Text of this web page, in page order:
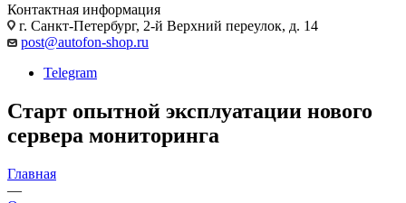
Контактная информация
г. Санкт-Петербург, 2-й Верхний переулок, д. 14
post@autofon-shop.ru
Telegram
Старт опытной эксплуатации нового
сервера мониторинга
Главная
—